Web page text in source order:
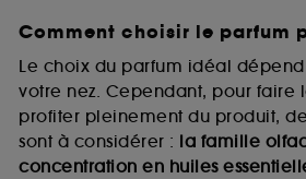
Comment choisir le parfum
Le choix du parfum idéal
votre nez. Cependant, pour faire
profiter pleinement du produit,
sont à considérer : la famille
concentration en huiles
A l'exception des cookies
lecture de ces traceurs requiert
pouvez personnaliser vos choix
de ces cookies grâce au bouton
choix" ci-dessous ou décider de
Sephora pourra associer les
navigation collectées par ces